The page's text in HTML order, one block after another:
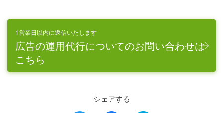
1営業日以内に返信いたします
広告の運用代行についてのお問い合わせは
こちら
シェアする